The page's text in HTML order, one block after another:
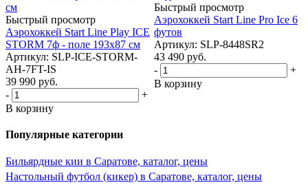
Быстрый просмотр
Аэрохоккей Start Line Play ICE
STORM 7ф - поле 193х87 см
Артикул: SLP-ICE-STORM-
AH-7FT-IS
39 990 руб.
-
+
В корзину
Быстрый просмотр
Аэрохоккей Start Line Pro Ice 6
футов
Артикул: SLP-8448SR2
43 490 руб.
-
+
В корзину
Популярные категории
Бильярдные кии в Саратове, каталог, цены
Настольный футбол (кикер) в Саратове, каталог, цены